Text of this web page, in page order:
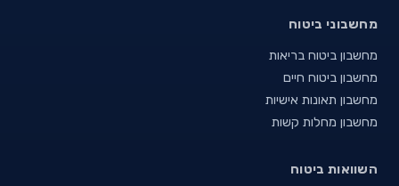
מחשבוני ביטוח
מחשבון ביטוח בריאות
מחשבון ביטוח חיים
מחשבון תאונות אישיות
מחשבון מחלות קשות
השוואות ביטוח